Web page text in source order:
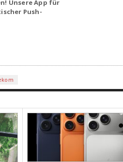
Unsere App für
Push-